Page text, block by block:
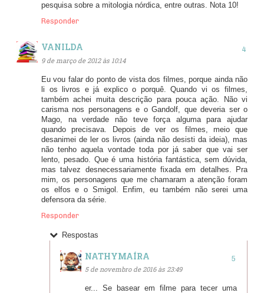
pesquisa sobre a mitologia nórdica, entre outras. Nota 10!
Responder
VANILDA
9 de março de 2012 às 10:14
Eu vou falar do ponto de vista dos filmes, porque ainda não
li os livros e já explico o porquê. Quando vi os filmes,
também achei muita descrição para pouca ação. Não vi
carisma nos personagens e o Gandolf, que deveria ser o
Mago, na verdade não teve força alguma para ajudar
quando precisava. Depois de ver os filmes, meio que
desanimei de ler os livros (ainda não desisti da ideia), mas
não tenho aquela vontade toda por já saber que vai ser
lento, pesado. Que é uma história fantástica, sem dúvida,
mas talvez desnecessariamente fixada em detalhes. Pra
mim, os personagens que me chamaram a atenção foram
os elfos e o Smigol. Enfim, eu também não serei uma
defensora da série.
Responder
Respostas
NATHYMAÍRA
5 de novembro de 2016 às 23:49
er... Se basear em filme para tecer uma